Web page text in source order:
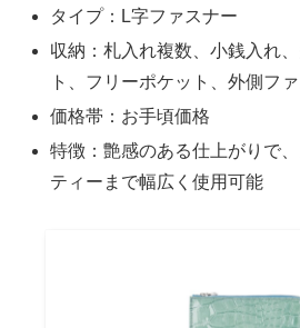
タイプ：L字ファスナー
収納：札入れ複数、小銭入れ
ト、フリーポケット、外側フ
価格帯：お手頃価格
特徴：艶感のある仕上がりで
ティーまで幅広く使用可能